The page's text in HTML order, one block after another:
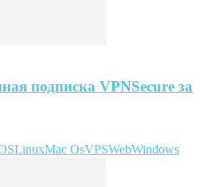
подписка VPNSecure за
LinuxMac OsVPSWebWindows